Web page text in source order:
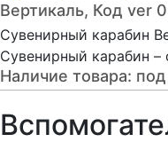
Вертикаль, Код ver
Сувенирный карабин
Сувенирный карабин –
Наличие товара: под